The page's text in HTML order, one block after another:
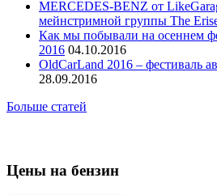
MERCEDES-BENZ от
мейнстримной группы The
Как мы побывали на осеннем
2016 04.10.2016
OldCarLand 2016 – фестиваль
28.09.2016
Больше статей
Цены на бензин